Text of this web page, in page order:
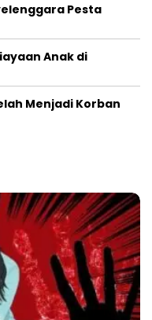
Pesta
Anak di
Menjadi Korban